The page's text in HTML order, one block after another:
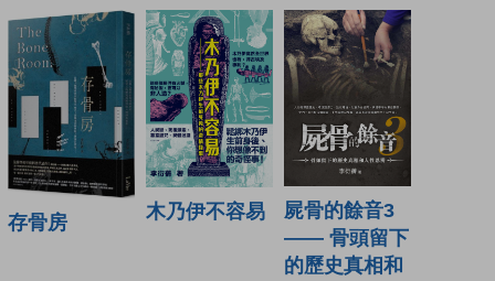
存骨房
木乃伊不容易
屍骨的餘音3
—— 骨頭留下
的歷史真相和